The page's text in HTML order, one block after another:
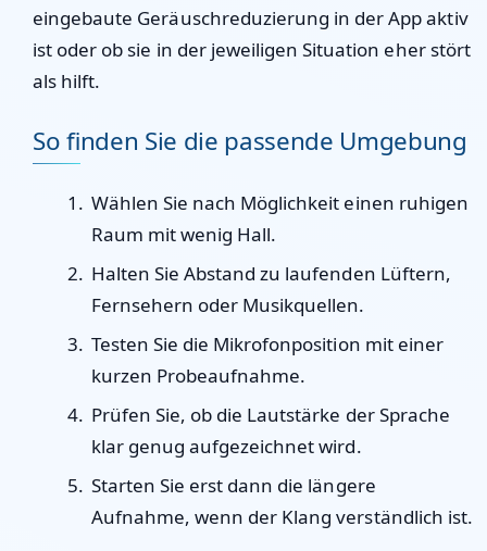
eingebaute Geräuschreduzierung in der App aktiv
ist oder ob sie in der jeweiligen Situation eher stört
als hilft.
So finden Sie die passende Umgebung
Wählen Sie nach Möglichkeit einen ruhigen
Raum mit wenig Hall.
Halten Sie Abstand zu laufenden Lüftern,
Fernsehern oder Musikquellen.
Testen Sie die Mikrofonposition mit einer
kurzen Probeaufnahme.
Prüfen Sie, ob die Lautstärke der Sprache
klar genug aufgezeichnet wird.
Starten Sie erst dann die längere
Aufnahme, wenn der Klang verständlich ist.